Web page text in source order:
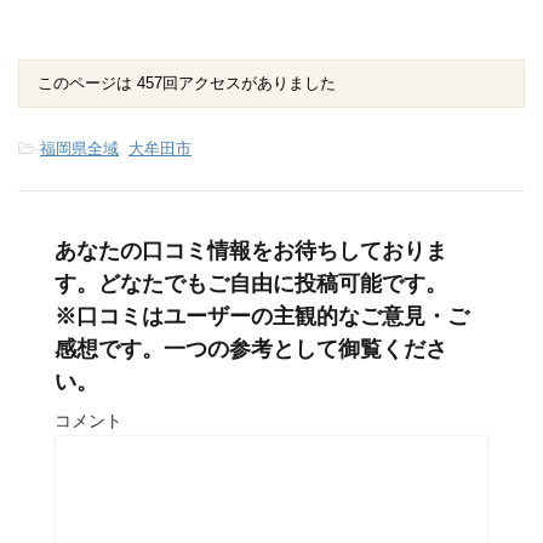
このページは 457回アクセスがありました
-福岡県全域, 大牟田市
あなたの口コミ情報をお待ちしておりま
す。どなたでもご自由に投稿可能です。
※口コミはユーザーの主観的なご意見・ご
感想です。一つの参考として御覧くださ
い。
コメント